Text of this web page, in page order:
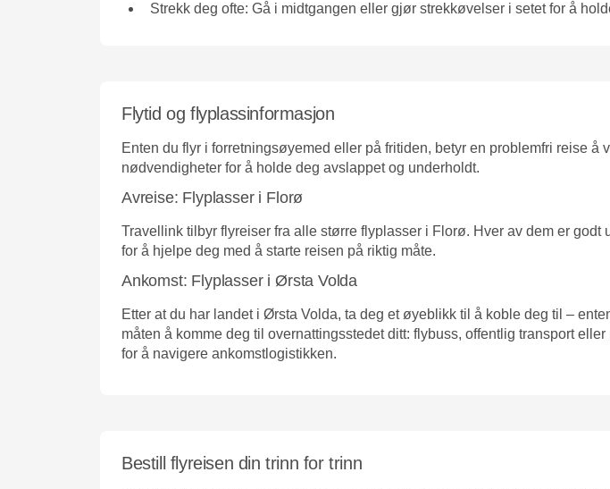
Strekk deg ofte: Gå i midtgangen eller gjør strekkøvelser i setet for å
Flytid og flyplassinformasjon
Enten du flyr i forretningsøyemed eller på fritiden, betyr en problemfri reise
nødvendigheter for å holde deg avslappet og underholdt.
Avreise: Flyplasser i Florø
Travellink tilbyr flyreiser fra alle større flyplasser i Florø. Hver av dem er
for å hjelpe deg med å starte reisen på riktig måte.
Ankomst: Flyplasser i Ørsta Volda
Etter at du har landet i Ørsta Volda, ta deg et øyeblikk til å koble deg til –
måten å komme deg til overnattingsstedet ditt: flybuss, offentlig transport
for å navigere ankomstlogistikken.
Bestill flyreisen din trinn for trinn